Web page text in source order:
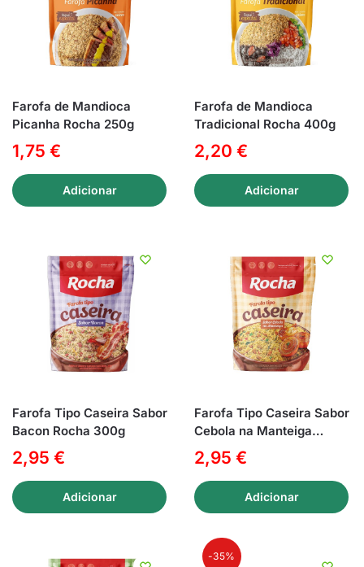
Farofa de Mandioca
Picanha Rocha 250g
1,75 €
Adicionar
Farofa de Mandioca
Tradicional Rocha 400g
2,20 €
Adicionar
Farofa Tipo Caseira Sabor
Bacon Rocha 300g
2,95 €
Adicionar
Farofa Tipo Caseira Sabor
Cebola na Manteiga
Rocha 300g
2,95 €
Adicionar
-35%